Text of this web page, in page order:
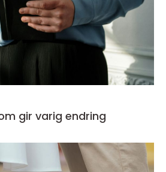
gir varig endring